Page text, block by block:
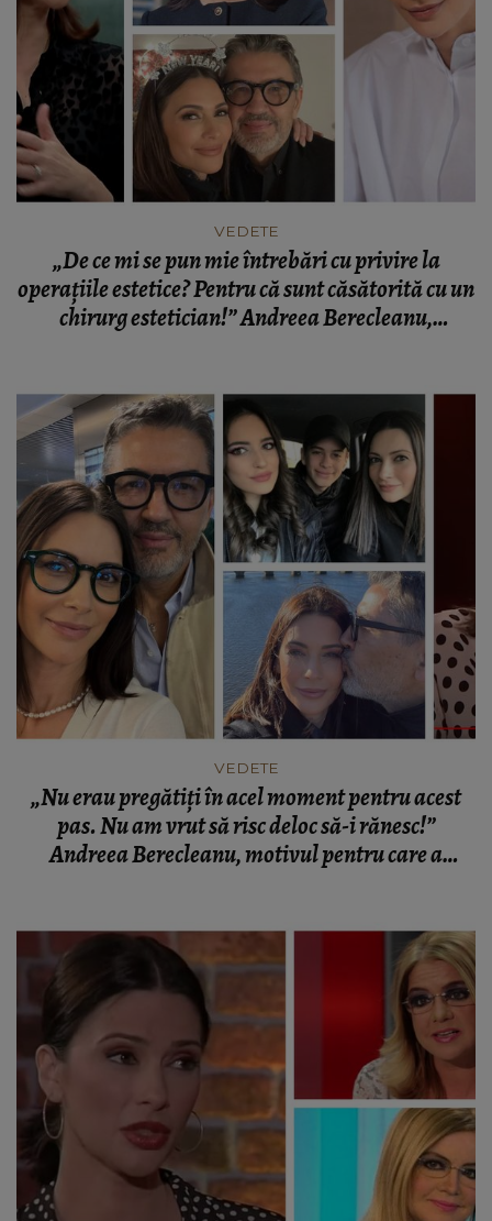
VEDETE
„De ce mi se pun mie întrebări cu privire la
operațiile estetice? Pentru că sunt căsătorită cu un
chirurg estetician!” Andreea Berecleanu,
VEDETE
„Nu erau pregătiți în acel moment pentru acest
pas. Nu am vrut să risc deloc să-i rănesc!”
Andreea Berecleanu, motivul pentru care a